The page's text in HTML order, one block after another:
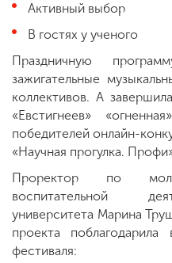
Активный выбор
В гостях у ученого
Праздничную
зажигательные
коллективов. А
«Евстигнеев»
победителей онлайн-
«Научная прогулка.
Проректор по
воспитательной
университета Марина
проекта
фестиваля: